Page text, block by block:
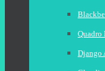
Quadro
Django